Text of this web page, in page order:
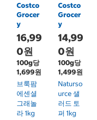
Costco
Grocer
y
16,99
0원
100g당
1,699원
브룩팜
에센셜
그래놀
라 1kg
Costco
Grocer
y
14,99
0원
100g당
1,499원
Naturso
Urce 샐
러드 토
퍼 1kg